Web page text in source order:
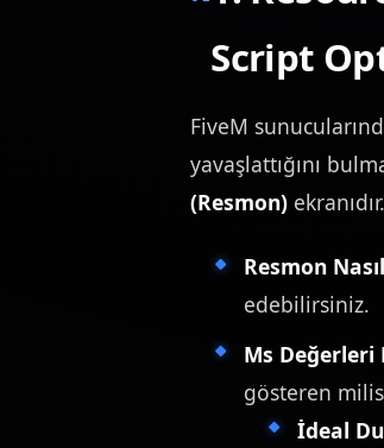
Script
FiveM
yavaşlattığını
(Resmon) ekranıdır.
Resmon
edebilirsiniz.
Ms Değerleri
gösteren
İdeal